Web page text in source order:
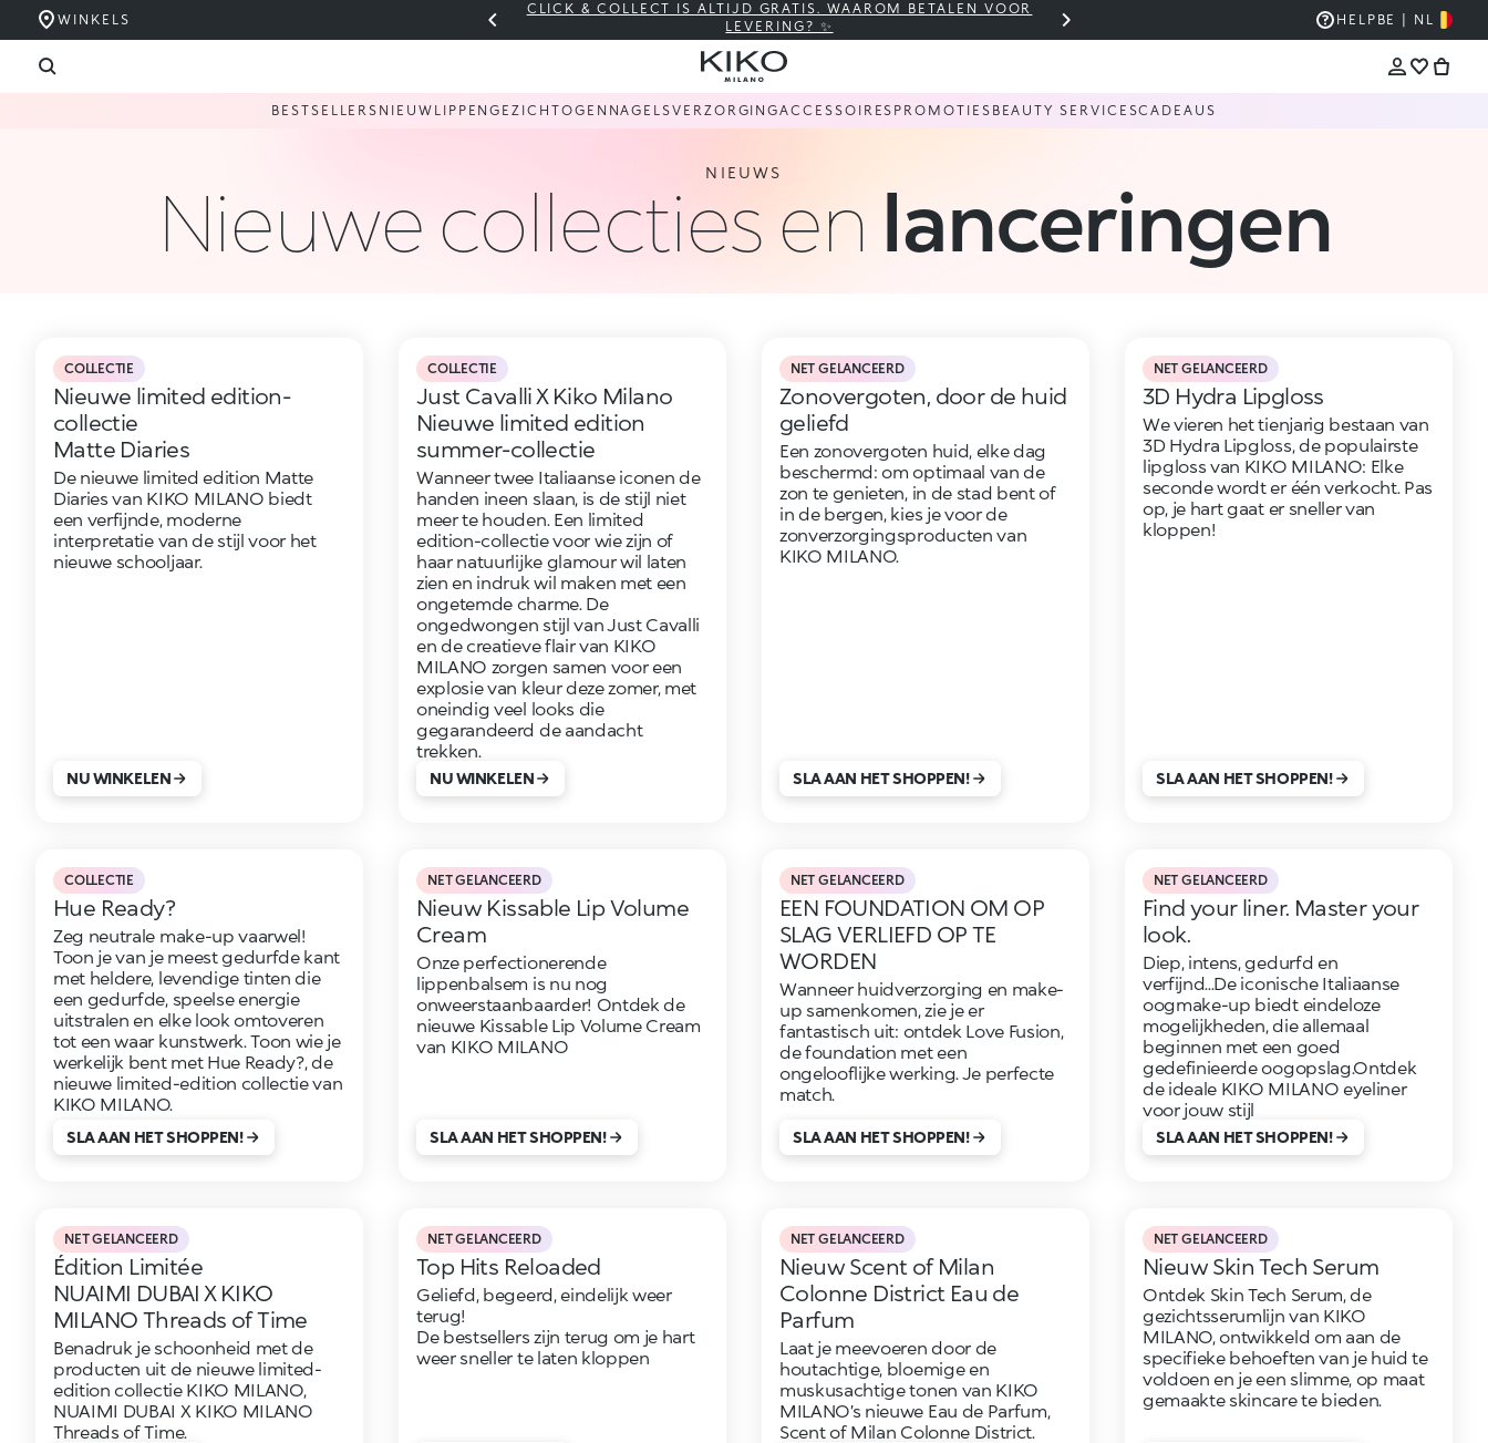
WINKELS
CLICK & COLLECT IS ALTIJD GRATIS. WAAROM BETALEN VOOR
LEVERING? ✨
WINKELMANDJE OP €30? VERZENDING IS
HELP BE | NL
BESTSELLERS NIEUW LIPPENGEZICHTOGEN NAGELSVERZORGINGACCESSOIRES PROMOTIES BEAUTY SERVICESCADEAUS
NIEUWS
Nieuwe collecties en lanceringen
COLLECTIE
Nieuwe limited edition-
collectie
Matte Diaries
De nieuwe limited edition Matte
Diaries van KIKO MILANO biedt
een verfijnde, moderne
interpretatie van de stijl voor het
nieuwe schooljaar.
NU WINKELEN
COLLECTIE
Just Cavalli X Kiko Milano
Nieuwe limited edition
summer-collectie
Wanneer twee Italiaanse iconen de
handen ineen slaan, is de stijl niet
meer te houden. Een limited
edition-collectie voor wie zijn of
haar natuurlijke glamour wil laten
zien en indruk wil maken met een
ongetemde charme. De
ongedwongen stijl van Just Cavalli
en de creatieve flair van KIKO
MILANO zorgen samen voor een
explosie van kleur deze zomer, met
oneindig veel looks die
gegarandeerd de aandacht
trekken.
NU WINKELEN
NET GELANCEERD
Zonovergoten, door de huid
geliefd
Een zonovergoten huid, elke dag
beschermd: om optimaal van de
zon te genieten, in de stad bent of
in de bergen, kies je voor de
zonverzorgingsproducten van
KIKO MILANO.
SLA AAN HET SHOPPEN!
NET GELANCEERD
3D Hydra Lipgloss
We vieren het tienjarig bestaan van
3D Hydra Lipgloss, de populairste
lipgloss van KIKO MILANO: Elke
seconde wordt er één verkocht. Pas
op, je hart gaat er sneller van
kloppen!
SLA AAN HET SHOPPEN!
COLLECTIE
Hue Ready?
Zeg neutrale make-up vaarwel!
Toon je van je meest gedurfde kant
met heldere, levendige tinten die
een gedurfde, speelse energie
uitstralen en elke look omtoveren
tot een waar kunstwerk. Toon wie je
werkelijk bent met Hue Ready?, de
nieuwe limited-edition collectie van
KIKO MILANO.
SLA AAN HET SHOPPEN!
NET GELANCEERD
Nieuw Kissable Lip Volume
Cream
Onze perfectionerende
lippenbalsem is nu nog
onweerstaanbaarder! Ontdek de
nieuwe Kissable Lip Volume Cream
van KIKO MILANO
SLA AAN HET SHOPPEN!
NET GELANCEERD
EEN FOUNDATION OM OP
SLAG VERLIEFD OP TE
WORDEN
Wanneer huidverzorging en make-
up samenkomen, zie je er
fantastisch uit: ontdek Love Fusion,
de foundation met een
ongelooflijke werking. Je perfecte
match.
SLA AAN HET SHOPPEN!
NET GELANCEERD
Find your liner. Master your
look.
Diep, intens, gedurfd en
verfijnd...De iconische Italiaanse
oogmake-up biedt eindeloze
mogelijkheden, die allemaal
beginnen met een goed
gedefinieerde oogopslag.Ontdek
de ideale KIKO MILANO eyeliner
voor jouw stijl
SLA AAN HET SHOPPEN!
NET GELANCEERD
Édition Limitée
NUAIMI DUBAI X KIKO
MILANO Threads of Time
Benadruk je schoonheid met de
producten uit de nieuwe limited-
edition collectie KIKO MILANO,
NUAIMI DUBAI X KIKO MILANO
Threads of Time.
NET GELANCEERD
Top Hits Reloaded
Geliefd, begeerd, eindelijk weer
terug!
De bestsellers zijn terug om je hart
weer sneller te laten kloppen
NET GELANCEERD
Nieuw Scent of Milan
Colonne District Eau de
Parfum
Laat je meevoeren door de
houtachtige, bloemige en
muskusachtige tonen van KIKO
MILANO’s nieuwe Eau de Parfum,
Scent of Milan Colonne District.
NET GELANCEERD
Nieuw Skin Tech Serum
Ontdek Skin Tech Serum, de
gezichtsserumlijn van KIKO
MILANO, ontwikkeld om aan de
specifieke behoeften van je huid te
voldoen en je een slimme, op maat
gemaakte skincare te bieden.